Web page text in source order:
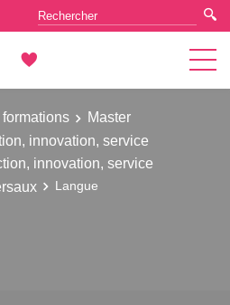
Master
innovation, service
innovation, service
Langue